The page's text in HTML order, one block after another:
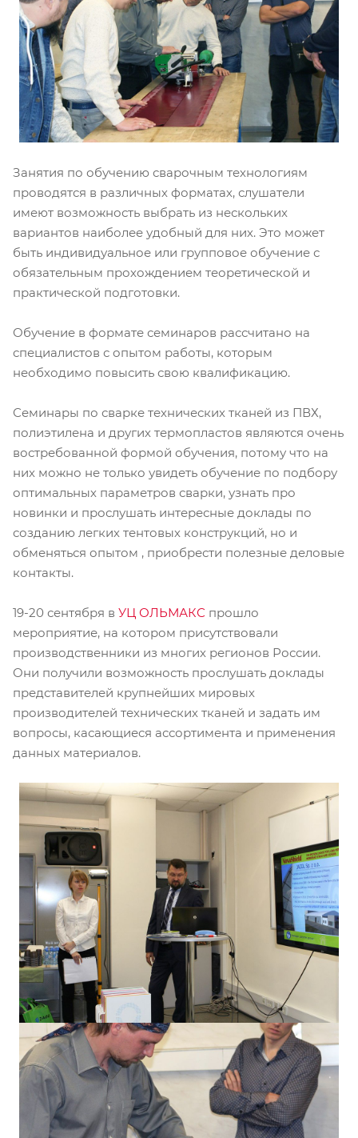
Занятия по обучению сварочным технологиям
проводятся в различных форматах, слушатели
имеют возможность выбрать из нескольких
вариантов наиболее удобный для них. Это может
быть индивидуальное или групповое обучение с
обязательным прохождением теоретической и
практической подготовки.
Обучение в формате семинаров рассчитано на
специалистов с опытом работы, которым
необходимо повысить свою квалификацию.
Семинары по сварке технических тканей из ПВХ,
полиэтилена и других термопластов являются очень
востребованной формой обучения, потому что на
них можно не только увидеть обучение по подбору
оптимальных параметров сварки, узнать про
новинки и прослушать интересные доклады по
созданию легких тентовых конструкций, но и
обменяться опытом , приобрести полезные деловые
контакты.
19-20 сентября в УЦ ОЛЬМАКС прошло
мероприятие, на котором присутствовали
производственники из многих регионов России.
Они получили возможность прослушать доклады
представителей крупнейших мировых
производителей технических тканей и задать им
вопросы, касающиеся ассортимента и применения
данных материалов.